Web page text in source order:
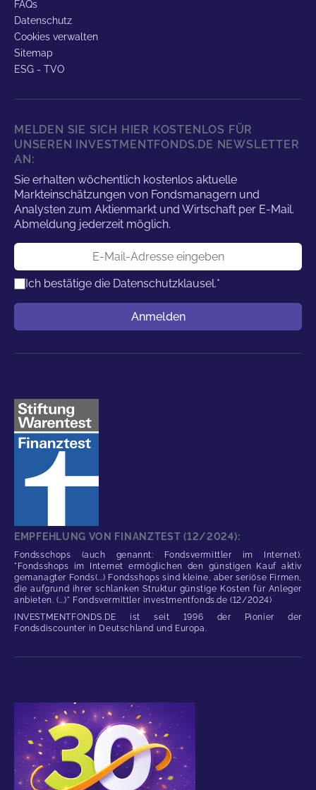
FAQs
Datenschutz
Cookies verwalten
Sitemap
ESG - TVO
MELDEN SIE SICH HIER KOSTENLOS FÜR
UNSEREN INVESTMENTFONDS.DE NEWSLETTER
AN:
Sie erhalten wöchentlich kostenlos aktuelle
Markteinschätzungen von Fondsmanagern und
Analysten zum Aktienmarkt und Wirtschaft per E-Mail.
Abmeldung jederzeit möglich.
E-Mail-Adresse
Ich bestätige die Datenschutzklausel.*
Anmelden
EMPFEHLUNG VON FINANZTEST (12/2024):
Fondsschops (auch genannt: Fondsvermittler im Internet).
"Fondsshops im Internet ermöglichen den günstigen Kauf aktiv
gemanagter Fonds(...) Fondsshops sind kleine, aber seriöse Firmen,
die aufgrund ihrer schlanken Struktur günstige Kosten für Anleger
anbieten. (...)" Fondsvermittler investmentfonds.de (12/2024)
INVESTMENTFONDS.DE ist seit 1996 der Pionier der
Fondsdiscounter in Deutschland und Europa.